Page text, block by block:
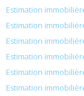
Estimation
Estimation
Estimation
Estimation
Estimation
Estimation